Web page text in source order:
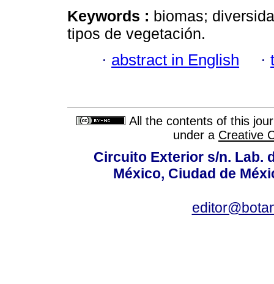
Keywords : biomas;
tipos de vegetación.
· abstract in English ·
All the contents of this
under a Creative
Circuito Exterior s/n. Lab.
México, Ciudad de